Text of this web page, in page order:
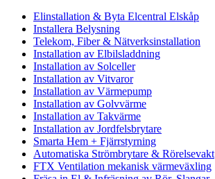
Elinstallation & Byta Elcentral Elskåp
Installera Belysning
Telekom, Fiber & Nätverksinstallation
Installation av Elbilsladdning
Installation av Solceller
Installation av Vitvaror
Installation av Värmepump
Installation av Golvvärme
Installation av Takvärme
Installation av Jordfelsbrytare
Smarta Hem + Fjärrstyrning
Automatiska Strömbrytare & Rörelsevakt
FTX Ventilation mekanisk värmeväxling